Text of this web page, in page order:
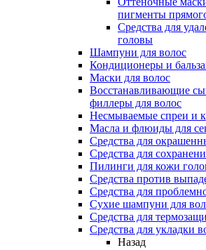
пигменты
Средства для
головы
Шампуни для волос
Кондиционеры и
Маски для волос
Восстанавливающие
филлеры для волос
Несмываемые спреи и
Масла и флюиды для
Средства для
Средства для
Пилинги для кожи
Средства против
Средства для
Сухие шампуни для
Средства для
Средства для укладки
Назад